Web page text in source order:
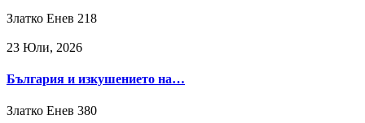
Златко Енев 218
23 Юли, 2026
България и изкушението на…
Златко Енев 380